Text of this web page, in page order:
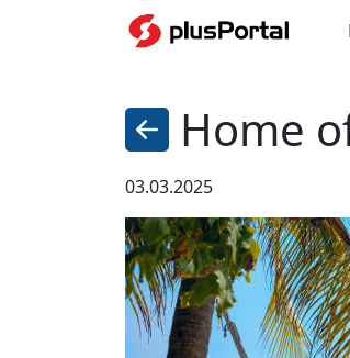
Home
03.03.2025